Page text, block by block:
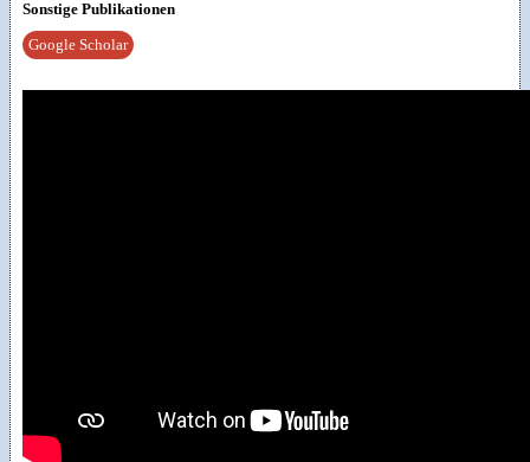
Sonstige Publikationen
Google Scholar